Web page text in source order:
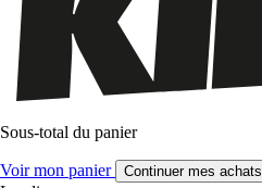
Sous-total du panier
Voir mon panier Continuer mes achats